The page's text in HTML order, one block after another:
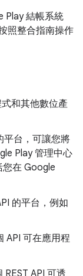
Play 結帳系統
照整合指南操作
和其他數位產
平台，可讓您將
Play 管理中心
在 Google
的平台，例如
API 可在應用程
REST API 可透